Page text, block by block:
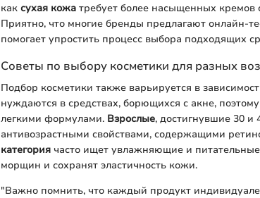
как сухая кожа требует более насыщенных кремов
Приятно, что многие бренды предлагают онлайн-
помогает упростить процесс выбора подходящих
Советы по выбору косметики для разных
Подбор косметики также варьируется в
нуждаются в средствах, борющихся с акне,
легкими формулами. Взрослые, достигнувшие 30 и
антивозрастными свойствами, содержащими
категория часто ищет увлажняющие и
морщин и сохранят эластичность кожи.
"Важно помнить, что каждый продукт